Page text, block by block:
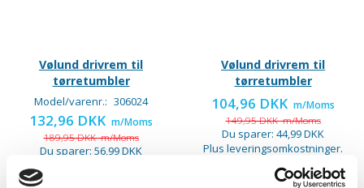
Vølund drivrem til
tørretumbler
Model/varenr.: 306024
132,96 DKK m/Moms
189,95 DKKm/Moms
Du sparer: 56,99 DKK
Plus leveringsomkostninger.
39,00 til pakkehops. Fri fragt til
Vølund drivrem til
tørretumbler
104,96 DKK m/Moms
149,95 DKKm/Moms
Du sparer: 44,99 DKK
Plus leveringsomkostninger.
pakkeshop ved køb over 599,-